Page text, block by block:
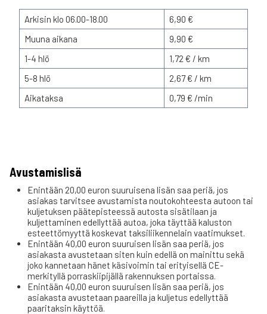
Arkisin klo 06.00-18.00
6,90 €
Muuna aikana
9,90 €
1-4 hlö
1,72 € / km
5-8 hlö
2,67 € / km
Aikataksa
0,79 € /min
Avustamislisä
Enintään 20,00 euron suuruisena lisän saa periä, jos
asiakas tarvitsee avustamista noutokohteesta autoon tai
kuljetuksen päätepisteessä autosta sisätilaan ja
kuljettaminen edellyttää autoa, joka täyttää kaluston
esteettömyyttä koskevat taksiliikennelain vaatimukset.
Enintään 40,00 euron suuruisen lisän saa periä, jos
asiakasta avustetaan siten kuin edellä on mainittu sekä
joko kannetaan hänet käsivoimin tai erityisellä CE-
merkityllä porraskiipijällä rakennuksen portaissa.
Enintään 40,00 euron suuruisen lisän saa periä, jos
asiakasta avustetaan paareilla ja kuljetus edellyttää
paaritaksin käyttöä.